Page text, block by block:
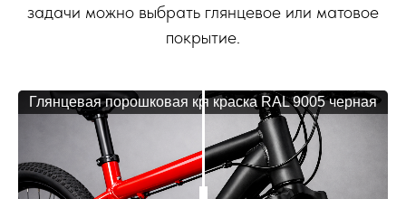
задачи можно выбрать глянцевое или матовое
покрытие.
Глянцевая порошковая краска RAL 3020 красная
Матовая порошковая краска RAL 9005 черная